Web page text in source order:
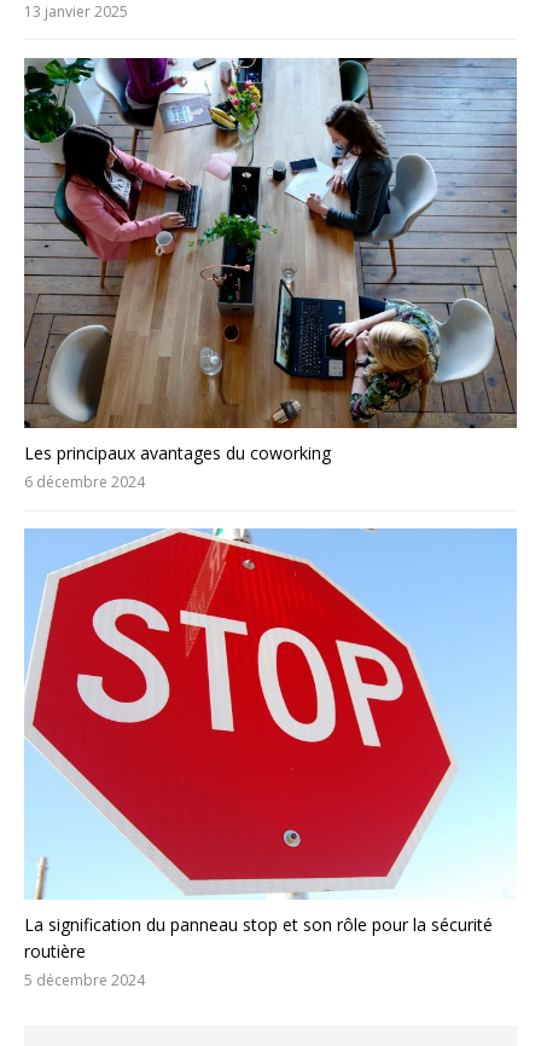
13 janvier 2025
Les principaux avantages du coworking
6 décembre 2024
La signification du panneau stop et son rôle pour la sécurité
routière
5 décembre 2024